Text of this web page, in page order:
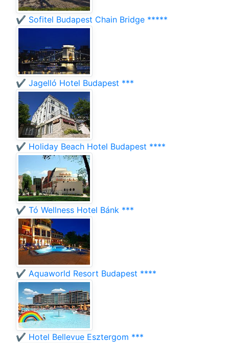
✔️ Sofitel Budapest Chain Bridge *****
✔️ Jagelló Hotel Budapest ***
✔️ Holiday Beach Hotel Budapest ****
✔️ Tó Wellness Hotel Bánk ***
✔️ Aquaworld Resort Budapest ****
✔️ Hotel Bellevue Esztergom ***